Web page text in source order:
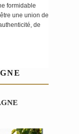
formidable
une union de
de